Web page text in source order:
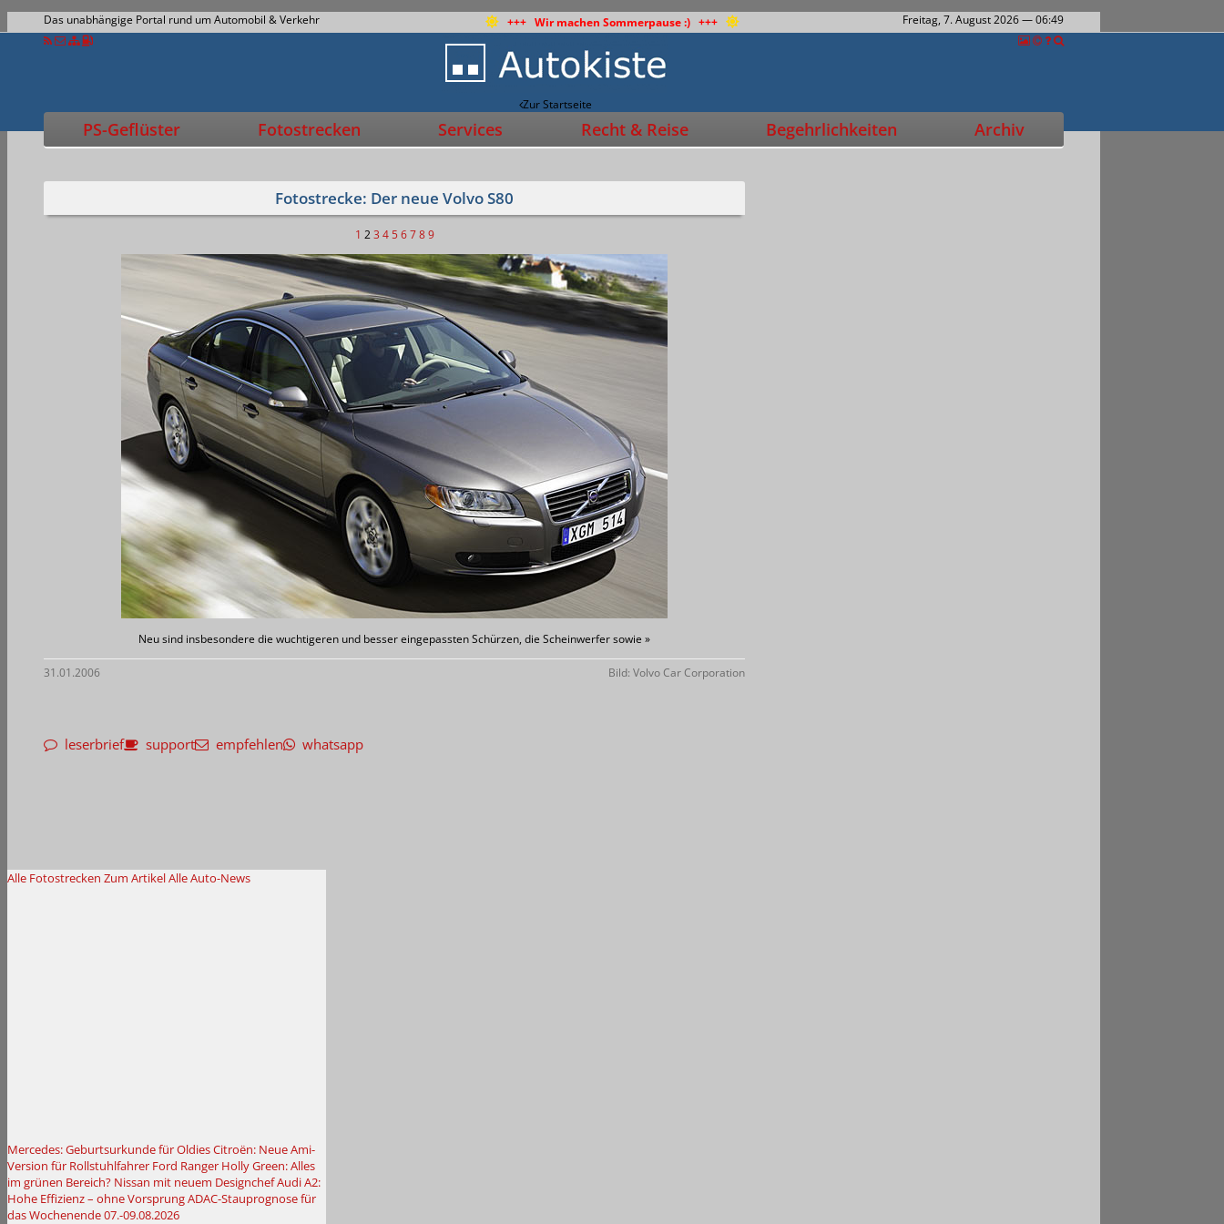
Das unabhängige Portal rund um Automobil & Verkehr +++ Wir machen Sommerpause :) +++ Freitag, 7. August 2026— 06:49
Zur Startseite
PS-Geflüster Fotostrecken Services Recht & Reise Begehrlichkeiten Archiv
Fotostrecke: Der neue Volvo S80
1 2 3 4 5 6 7 8 9
Neu sind insbesondere die wuchtigeren und besser eingepassten Schürzen, die Scheinwerfer sowie »
31.01.2006 Bild: Volvo Car Corporation
leserbrief support empfehlen whatsapp
Alle Fotostrecken Zum ArtikelAlle Auto-News
Mercedes: Geburtsurkunde für OldiesCitroën: Neue Ami-
Version für Rollstuhlfahrer Ford Ranger Holly Green: Alles
im grünen Bereich? Nissan mit neuem DesignchefAudi A2:
Hohe Effizienz – ohne VorsprungADAC-Stauprognose für
das Wochenende 07.-09.08.2026